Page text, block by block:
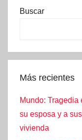
Buscar
Más recientes
Mundo: Tragedia
su esposa y a
vivienda